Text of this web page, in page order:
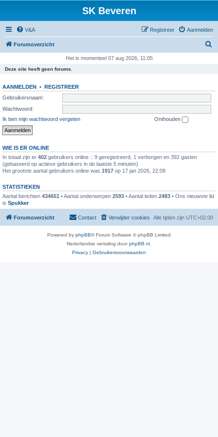
SK Beveren
V&A Aanmelden
Registreer
Forumoverzicht
Het is momenteel 07 aug 2026, 11:05
Deze site heeft geen forums.
AANMELDEN • REGISTREER
Gebruikersnaam:
Wachtwoord:
Ik ben mijn wachtwoord vergeten
Onthouden
WIE IS ER ONLINE
In totaal zijn er 402 gebruikers online :: 9 geregistreerd, 1 verborgen en 392 gasten
(gebaseerd op actieve gebruikers in de laatste 5 minuten)
Het grootste aantal gebruikers online was 1917 op 17 jan 2026, 22:08
STATISTIEKEN
Aantal berichten 434651 • Aantal onderwerpen 2593 • Aantal leden 2483 • Ons nieuwste lid
is Spukker
Forumoverzicht Alle tijden zijn UTC+02:00
Verwijder cookies
Contact
Powered by phpBB® Forum Software © phpBB Limited
Nederlandse vertaling doorphpBB.nl
Privacy | Gebruikersvoorwaarden